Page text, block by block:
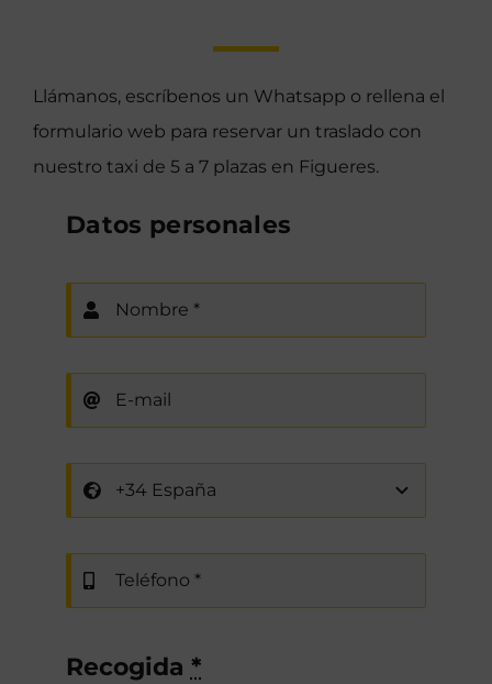
Llámanos, escríbenos un Whatsapp o rellena el
formulario web para reservar un traslado con
nuestro taxi de 5 a 7 plazas en Figueres.
Datos personales
Recogida *